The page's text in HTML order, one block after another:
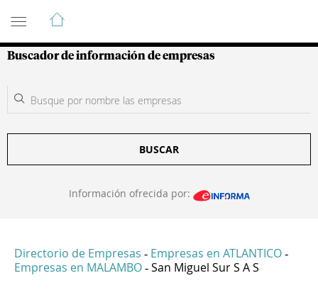
Guía de Empresas Colombianas
Buscador de información de empresas
BUSCAR
Información ofrecida por:
Directorio de Empresas - Empresas en ATLANTICO -
Empresas en MALAMBO - San Miguel Sur S A S